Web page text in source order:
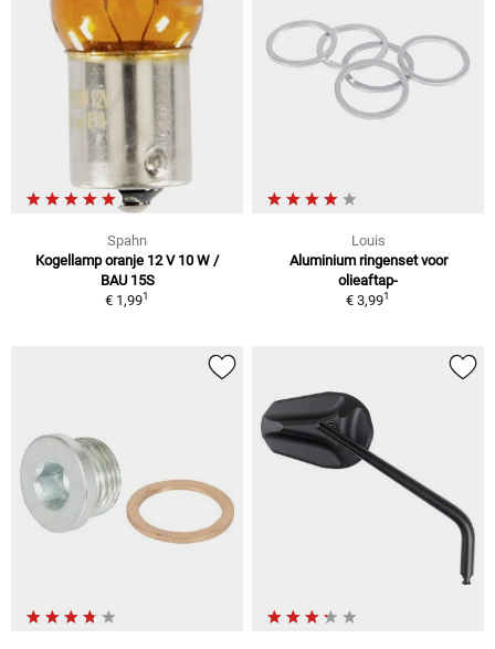
Spahn
Kogellamp oranje 12 V 10 W /
BAU 15S
€ 1,991
Louis
Aluminium ringenset voor
olieaftap-
€ 3,991